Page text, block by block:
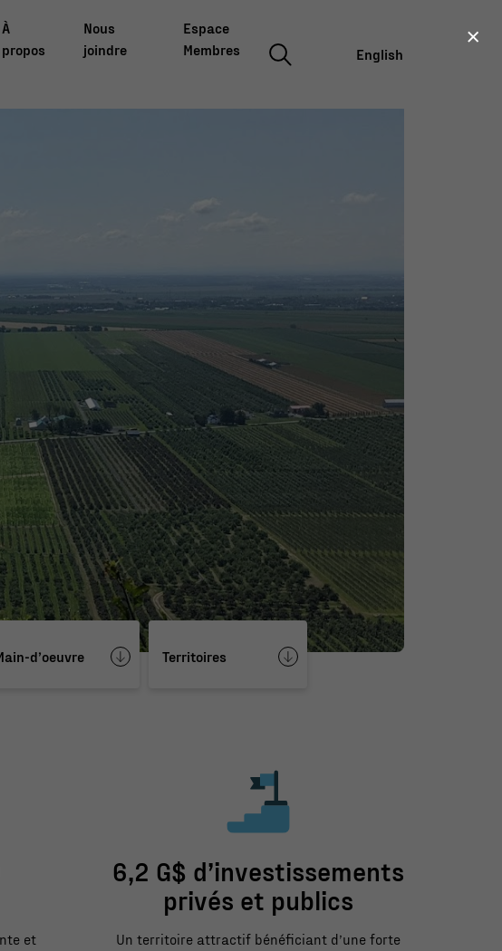
À
propos
Nous
joindre
Espace
Membres
English
d’oeuvre Territoires
et
6,2 G$ d’investissements
privés et publics
Un territoire attractif bénéficiant d’une forte
×